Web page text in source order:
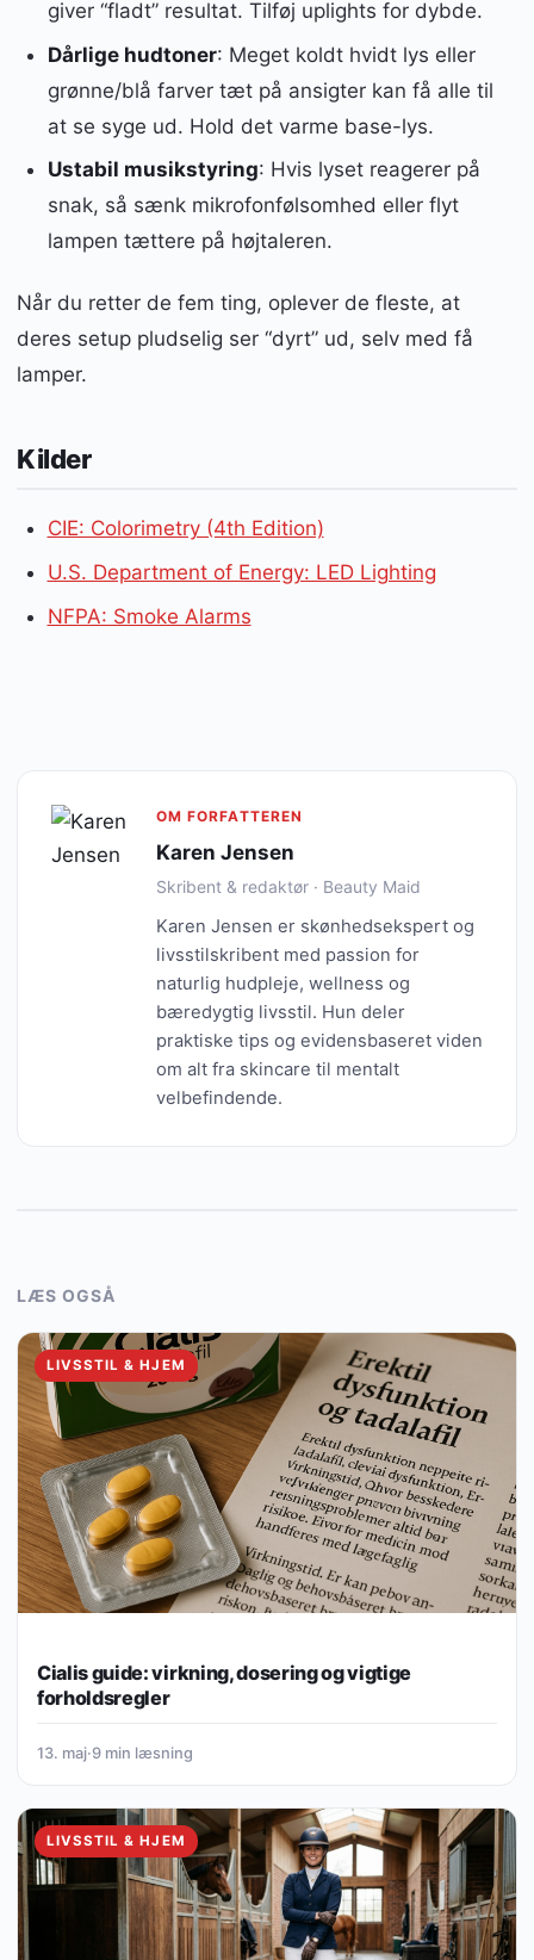
giver “fladt” resultat. Tilføj uplights for dybde.
Dårlige hudtoner: Meget koldt hvidt lys eller
grønne/blå farver tæt på ansigter kan få alle til
at se syge ud. Hold det varme base-lys.
Ustabil musikstyring: Hvis lyset reagerer på
snak, så sænk mikrofonfølsomhed eller flyt
lampen tættere på højtaleren.
Når du retter de fem ting, oplever de fleste, at
deres setup pludselig ser “dyrt” ud, selv med få
lamper.
Kilder
CIE: Colorimetry (4th Edition)
U.S. Department of Energy: LED Lighting
NFPA: Smoke Alarms
OM FORFATTEREN
Karen Jensen
Skribent & redaktør · Beauty Maid
Karen Jensen er skønhedsekspert og
livsstilskribent med passion for
naturlig hudpleje, wellness og
bæredygtig livsstil. Hun deler
praktiske tips og evidensbaseret viden
om alt fra skincare til mentalt
velbefindende.
LÆS OGSÅ
LIVSSTIL & HJEM
Cialis guide: virkning, dosering og vigtige
forholdsregler
13. maj·9 min læsning
LIVSSTIL & HJEM